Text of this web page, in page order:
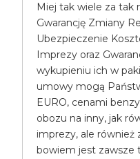
Miej tak wiele za tak
Gwarancję Zmiany
Ubezpieczenie
Imprezy oraz
wykupieniu ich w
umowy mogą
EURO, cenami
obozu na inny, jak
imprezy, ale również
bowiem jest zawsze